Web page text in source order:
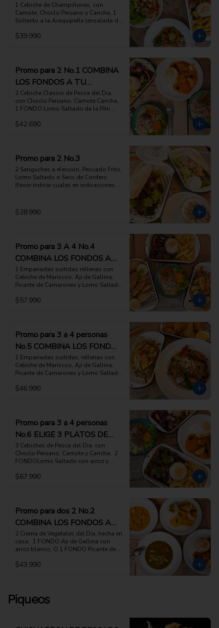
TU ELECCION
1 Cebiche de Champiñones, con
Camote, Choclo Peruano y Cancha, 1
Solterito a la Arequipeña (ensalada de
aceitunas), 1  FONDO Tallarin Saltado
Lomo Saltado pero solo con Verduras,
arroz y papas fritas
ESCOGE 2 PLATOS DE FONDO DE TU
ELECCION, (favor indicar cuales en las
INSTRUCCIONES ESPECIALES)
$39.990
Promo para 2 No.1 COMBINA
LOS FONDOS A TU
ELECCION
2 Cebiche Clasico de Pesca del Dia,
con Choclo Peruano, Camote Cancha,
1 FONDO Lomo Saltado de la Pitri
Camarones con Arroz blanco
$42.690
Promo para 2 No.3
2 Sanguches a eleccion, Pescado Frito,
Lomo Saltado o Seco de Cordero
(favor indicar cuales en indicaciones
$28.990
Promo para 3 A 4 No.4
COMBINA LOS FONDOS A
TU ELECCION
1 Empanadas surtidas rellenas con
Cebiche de Mariscos, Aji de Gallina,
Picante de Camarones y Lomo Saltado,
del dia, con Cholco Peruano, Camote y
ESCOGE 2 PLATOS DE FONDO DE TU
ELECCION, (favor indicar cuales en las
INSTRUCCIONES ESPECIALES)
$57.990
Promo para 3 a 4 personas
No.5 COMBINA LOS FONDOS
A TU ELECCION
1 Empanadas surtidas, rellenas con
Cebiche de Mariscos, Aji de Gallina,
Picante de Camarones y Lomo Saltado,
vegetales, O 1 FONDO Arroz Chaufa
INSTRUCCIONES ESPECIALES)
$46.990
Promo para 3 a 4 personas
No.6 ELIGE 3 PLATOS DE
FONDO A TU ELECCION
3 Cebiches de Pesca del Dia, con
Choclo Peruano, Camote y Cancha,  2
FONDOLomo Saltado con arroz y
FONDO Picante de Camarones con
INSTRUCCIONES ESPECIALES)
$67.990
Promo para dos 2 No.2
COMBINA LOS FONDOS A
TU ELECCION
2 Crema de Vegetales del Dia, hecha en
casa,  1 FONDO Aji de Gallina con
arroz blanco, O 1 FONDO Picante de
PLATOS DE FONDO DE TU ELECCION,
$43.990
Piqueos